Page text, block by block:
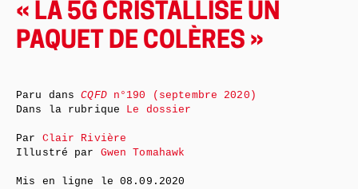
« LA 5G CRISTALLISE UN
PAQUET DE COLÈRES »
Paru dansCQFDn°190 (septembre 2020)
Dans la rubrique Le dossier
Par Clair Rivière
Illustré par Gwen Tomahawk
Mis en ligne le08.09.2020